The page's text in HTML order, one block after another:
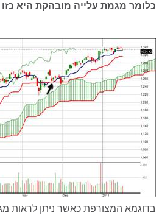
כלומר מגמת עלייה מובהקת היא